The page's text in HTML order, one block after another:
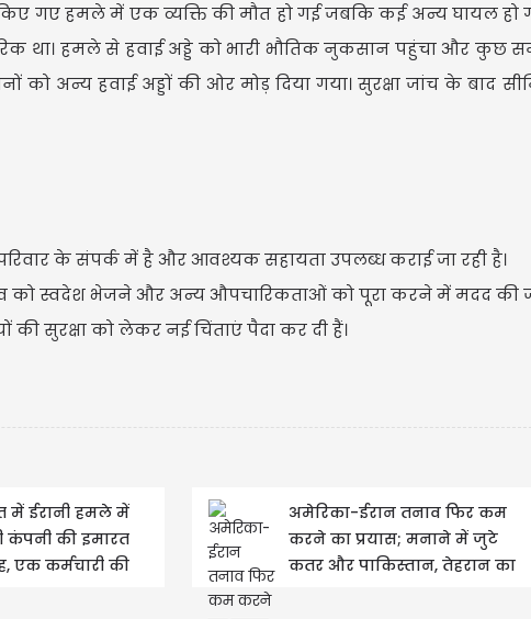
किए गए हमले में एक व्यक्ति की मौत हो गई जबकि कई अन्य घायल हो
था। हमले से हवाई अड्डे को भारी भौतिक नुकसान पहुंचा और कुछ
को अन्य हवाई अड्डों की ओर मोड़ दिया गया। सुरक्षा जांच के बाद
के संपर्क में है और आवश्यक सहायता उपलब्ध कराई जा रही है।
को स्वदेश भेजने और अन्य औपचारिकताओं को पूरा करने में मदद की
की सुरक्षा को लेकर नई चिंताएं पैदा कर दी हैं।
में ईरानी हमले में
कंपनी की इमारत
एक कर्मचारी की
अमेरिका-ईरान तनाव फिर कम
करने का प्रयास; मनाने में जुटे
कतर और पाकिस्तान, तेहरान का